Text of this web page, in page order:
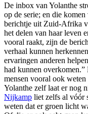
De inbox van Yolanthe
op de serie; en die
berichtje uit Zuid-Afrika
het delen van haar leven
vooral raakt, zijn de
verhaal kunnen
ervaringen anderen
had kunnen
mensen vooral ook
Yolanthe zelf laat er nog
Nijkamp liet zelfs al vóór
weten dat er groen licht